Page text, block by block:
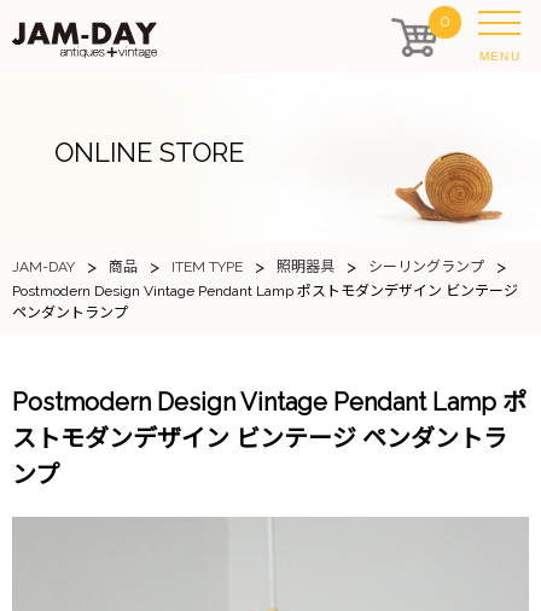
0
MENU
ONLINE STORE
JAM-DAY > 商品 > ITEM TYPE > 照明器具 > シーリングランプ >
Postmodern Design Vintage Pendant Lamp ポストモダンデザイン ビンテージ
ペンダントランプ
Postmodern Design Vintage Pendant Lamp ポ
ストモダンデザイン ビンテージ ペンダントラ
ンプ